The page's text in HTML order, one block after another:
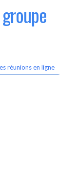
réunions en ligne